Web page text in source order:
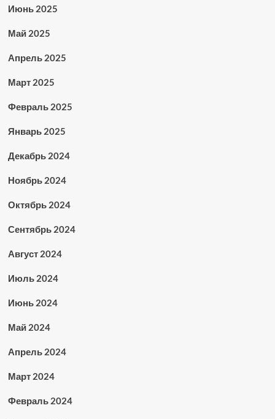
Июнь 2025
Май 2025
Апрель 2025
Март 2025
Февраль 2025
Январь 2025
Декабрь 2024
Ноябрь 2024
Октябрь 2024
Сентябрь 2024
Август 2024
Июль 2024
Июнь 2024
Май 2024
Апрель 2024
Март 2024
Февраль 2024